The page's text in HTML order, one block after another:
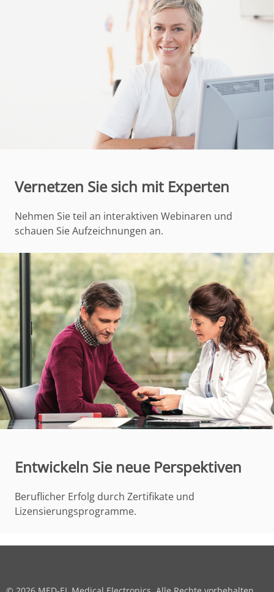
Vernetzen Sie sich mit Experten
Nehmen Sie teil an interaktiven Webinaren und
schauen Sie Aufzeichnungen an.
Entwickeln Sie neue Perspektiven
Beruflicher Erfolg durch Zertifikate und
Lizensierungsprogramme.